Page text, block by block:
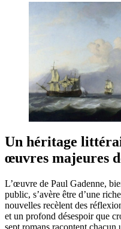
Un héritage
œuvres majeures
L’œuvre de Paul Gadenne,
public, s’avère être d’une
nouvelles recèlent des
et un profond désespoir que